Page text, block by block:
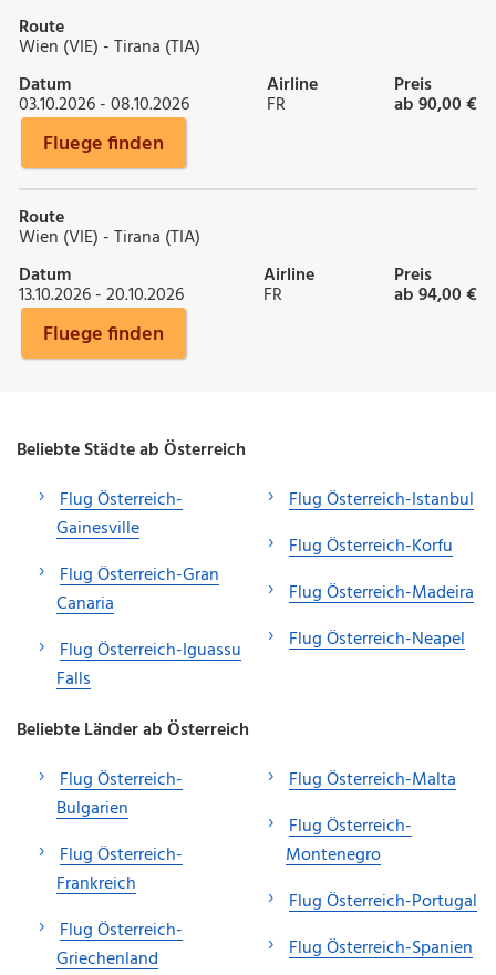
Route
Wien (VIE) - Tirana (TIA)
Datum
03.10.2026 - 08.10.2026
Airline
FR
Preis
ab 90,00 €
Fluege finden
Route
Wien (VIE) - Tirana (TIA)
Datum
13.10.2026 - 20.10.2026
Airline
FR
Preis
ab 94,00 €
Fluege finden
Beliebte Städte ab Österreich
Flug Österreich-
Gainesville
Flug Österreich-Gran
Canaria
Flug Österreich-Iguassu
Falls
Flug Österreich-Istanbul
Flug Österreich-Korfu
Flug Österreich-Madeira
Flug Österreich-Neapel
Beliebte Länder ab Österreich
Flug Österreich-
Bulgarien
Flug Österreich-
Frankreich
Flug Österreich-
Griechenland
Flug Österreich-Malta
Flug Österreich-
Montenegro
Flug Österreich-Portugal
Flug Österreich-Spanien